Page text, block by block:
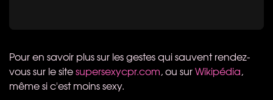
Pour en savoir plus sur les gestes qui sauvent rendez-
vous sur le sitesupersexycpr.com, ou surWikipédia,
même si c'est moins sexy.